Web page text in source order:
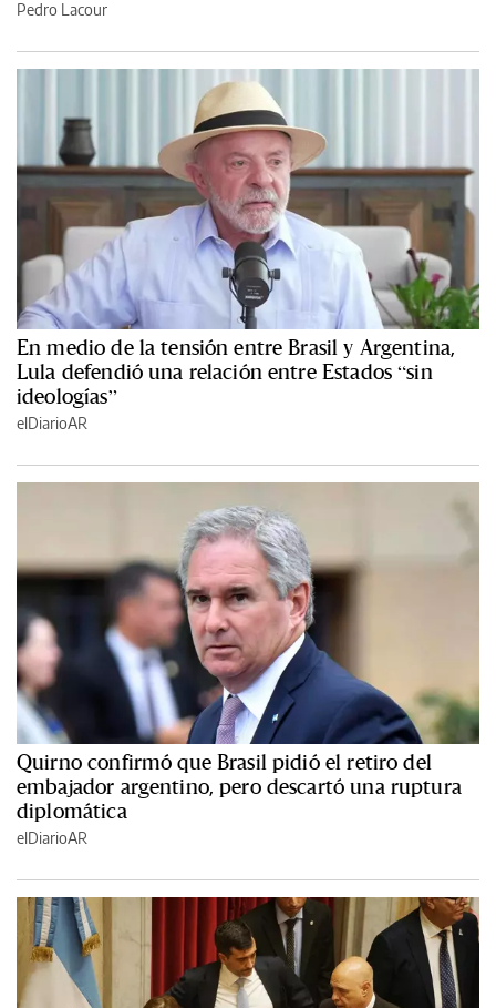
Pedro Lacour
En medio de la tensión entre Brasil y Argentina,
Lula defendió una relación entre Estados “sin
ideologías”
elDiarioAR
Quirno confirmó que Brasil pidió el retiro del
embajador argentino, pero descartó una ruptura
diplomática
elDiarioAR